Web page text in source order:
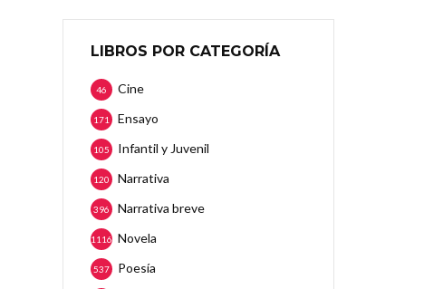
LIBROS POR CATEGORÍA
Cine
46
Ensayo
171
Infantil y Juvenil
105
Narrativa
120
Narrativa breve
396
Novela
1116
Poesía
537